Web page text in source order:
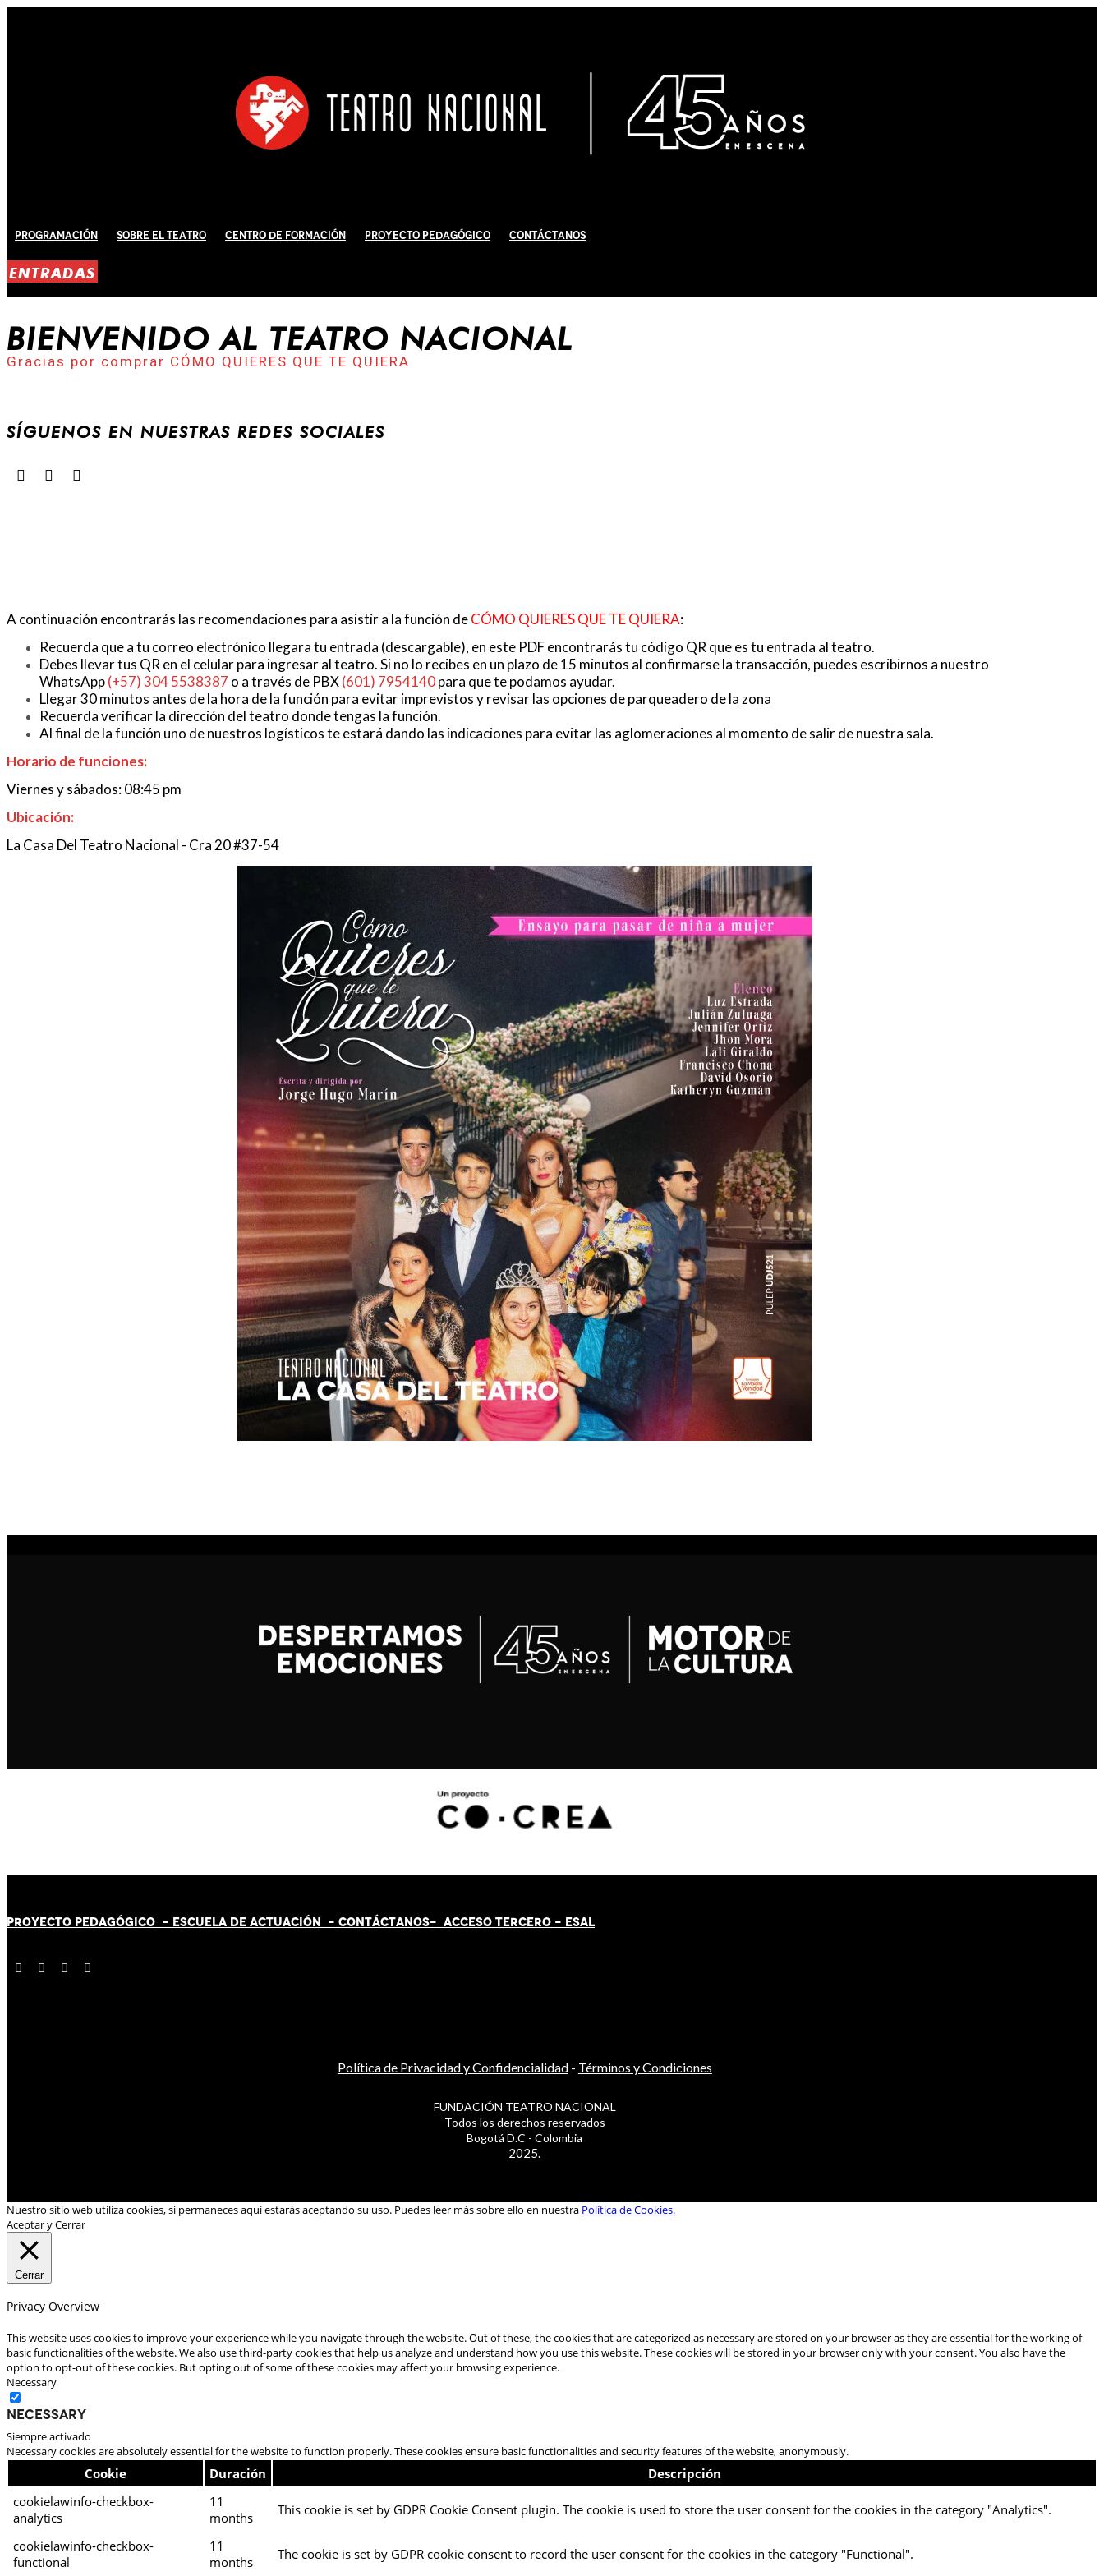
Programación Sobre El Teatro Centro de Formación Proyecto Pedagógico Contáctanos
ENTRADAS
BIENVENIDO AL TEATRO NACIONAL
Gracias por comprar CÓMO QUIERES QUE TE QUIERA
SÍGUENOS EN NUESTRAS REDES SOCIALES
A continuación encontrarás las recomendaciones para asistir a la función deCÓMO QUIERES QUE TE QUIERA:
Recuerda que a tu correo electrónico llegara tu entrada (descargable), en este PDF encontrarás tu código QR que es tu entrada al teatro.
Debes llevar tus QR en el celular para ingresar al teatro. Si no lo recibes en un plazo de 15 minutos al confirmarse la transacción, puedes escribirnos a nuestro
WhatsApp(+57) 304 5538387 o a través de PBX(601) 7954140para que te podamos ayudar.
Llegar 30 minutos antes de la hora de la función para evitar imprevistos y revisar las opciones de parqueadero de la zona
Recuerda verificar la dirección del teatro donde tengas la función.
Al final de la función uno de nuestros logísticos te estará dando las indicaciones para evitar las aglomeraciones al momento de salir de nuestra sala.
Horario de funciones:
Viernes y sábados: 08:45 pm
Ubicación:
La Casa Del Teatro Nacional - Cra 20 #37-54
PROYECTO PEDAGÓGICO - ESCUELA DE ACTUACIÓN - CONTÁCTANOS- ACCESO TERCERO - ESAL
Política de Privacidad y Confidencialidad- Términos y Condiciones
FUNDACIÓN TEATRO NACIONAL
Todos los derechos reservados
Bogotá D.C - Colombia
2025.
Nuestro sitio web utiliza cookies, si permaneces aquí estarás aceptando su uso. Puedes leer más sobre ello en nuestra Política de Cookies.
Aceptar y Cerrar
Cerrar
Privacy Overview
This website uses cookies to improve your experience while you navigate through the website. Out of these, the cookies that are categorized as necessary are stored on your browser as they are essential for the working of
basic functionalities of the website. We also use third-party cookies that help us analyze and understand how you use this website. These cookies will be stored in your browser only with your consent. You also have the
option to opt-out of these cookies. But opting out of some of these cookies may affect your browsing experience.
Necessary
Necessary
Siempre activado
Necessary cookies are absolutely essential for the website to function properly. These cookies ensure basic functionalities and security features of the website, anonymously.
Cookie Duración
Descripción
cookielawinfo-checkbox-
analytics
11
months
This cookie is set by GDPR Cookie Consent plugin. The cookie is used to store the user consent for the cookies in the category "Analytics".
cookielawinfo-checkbox-
functional
11
months
The cookie is set by GDPR cookie consent to record the user consent for the cookies in the category "Functional".